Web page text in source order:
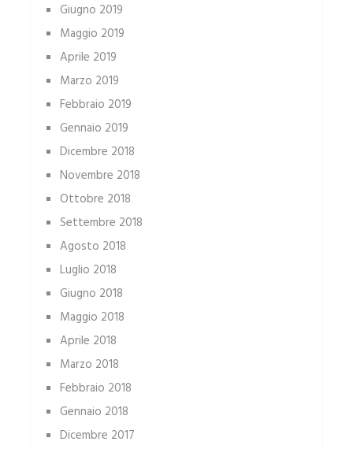
Giugno 2019
Maggio 2019
Aprile 2019
Marzo 2019
Febbraio 2019
Gennaio 2019
Dicembre 2018
Novembre 2018
Ottobre 2018
Settembre 2018
Agosto 2018
Luglio 2018
Giugno 2018
Maggio 2018
Aprile 2018
Marzo 2018
Febbraio 2018
Gennaio 2018
Dicembre 2017